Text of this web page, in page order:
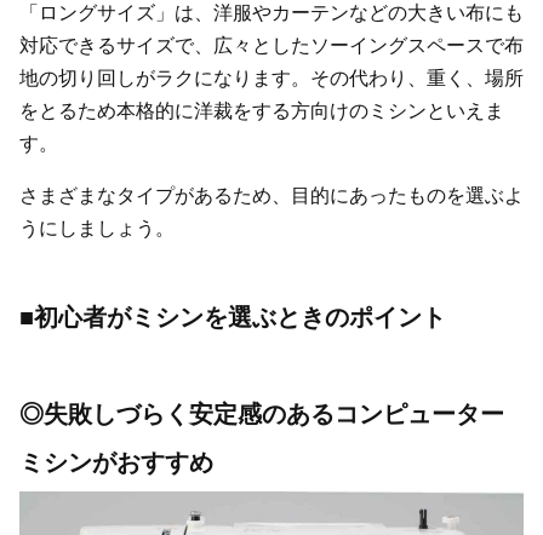
「ロングサイズ」は、洋服やカーテンなどの大きい布にも
対応できるサイズで、広々としたソーイングスペースで布
地の切り回しがラクになります。その代わり、重く、場所
をとるため本格的に洋裁をする方向けのミシンといえま
す。
さまざまなタイプがあるため、目的にあったものを選ぶよ
うにしましょう。
■初心者がミシンを選ぶときのポイント
◎失敗しづらく安定感のあるコンピューター
ミシンがおすすめ